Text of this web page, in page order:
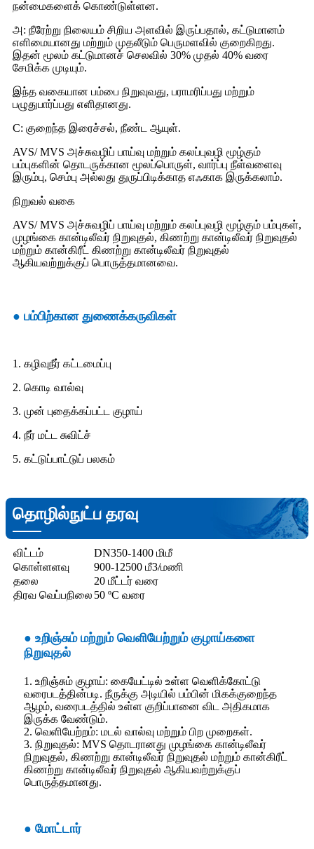
நன்மைகளைக் கொண்டுள்ளன.
அ: நீரேற்று நிலையம் சிறிய அளவில் இருப்பதால், கட்டுமானம்
எளிமையானது மற்றும் முதலீடும் பெருமளவில் குறைகிறது.
இதன் மூலம் கட்டுமானச் செலவில் 30% முதல் 40% வரை
சேமிக்க முடியும்.
இந்த வகையான பம்பை நிறுவுவது, பராமரிப்பது மற்றும்
பழுதுபார்ப்பது எளிதானது.
C: குறைந்த இரைச்சல், நீண்ட ஆயுள்.
AVS/ MVS அச்சுவழிப் பாய்வு மற்றும் கலப்புவழி மூழ்கும்
பம்புகளின் தொடருக்கான மூலப்பொருள், வார்ப்பு நீள்வளைவு
இரும்பு, செம்பு அல்லது துருப்பிடிக்காத எஃகாக இருக்கலாம்.
நிறுவல் வகை
AVS/ MVS அச்சுவழிப் பாய்வு மற்றும் கலப்புவழி மூழ்கும் பம்புகள்,
முழங்கை கான்டிலீவர் நிறுவுதல், கிணற்று கான்டிலீவர் நிறுவுதல்
மற்றும் கான்கிரீட் கிணற்று கான்டிலீவர் நிறுவுதல்
ஆகியவற்றுக்குப் பொருத்தமானவை.
● பம்பிற்கான துணைக்கருவிகள்
1. கழிவுநீர் கட்டமைப்பு
2. கொடி வால்வு
3. முன் புதைக்கப்பட்ட குழாய்
4. நீர் மட்ட சுவிட்ச்
5. கட்டுப்பாட்டுப் பலகம்
தொழில்நுட்ப தரவு
விட்டம்
DN350-1400 மிமீ
கொள்ளளவு
900-12500 மீ3/மணி
தலை
20 மீட்டர் வரை
திரவ வெப்பநிலை 50 ºC வரை
● உறிஞ்சும் மற்றும் வெளியேற்றும் குழாய்களை
நிறுவுதல்
1. உறிஞ்சும் குழாய்: கையேட்டில் உள்ள வெளிக்கோட்டு
வரைபடத்தின்படி. நீருக்கு அடியில் பம்பின் மிகக்குறைந்த
ஆழம், வரைபடத்தில் உள்ள குறிப்பானை விட அதிகமாக
இருக்க வேண்டும்.
2. வெளியேற்றம்: மடல் வால்வு மற்றும் பிற முறைகள்.
3. நிறுவுதல்: MVS தொடரானது முழங்கை கான்டிலீவர்
நிறுவுதல், கிணற்று கான்டிலீவர் நிறுவுதல் மற்றும் கான்கிரீட்
கிணற்று கான்டிலீவர் நிறுவுதல் ஆகியவற்றுக்குப்
பொருத்தமானது.
● மோட்டார்